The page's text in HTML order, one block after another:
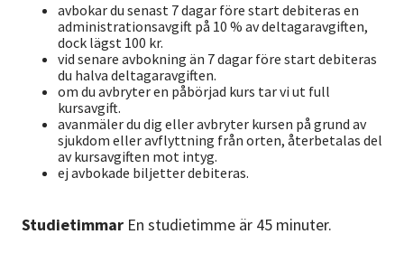
avbokar du senast 7 dagar före start debiteras en
administrationsavgift på 10 % av deltagaravgiften,
dock lägst 100 kr.
vid senare avbokning än 7 dagar före start debiteras
du halva deltagaravgiften.
om du avbryter en påbörjad kurs tar vi ut full
kursavgift.
avanmäler du dig eller avbryter kursen på grund av
sjukdom eller avflyttning från orten, återbetalas del
av kursavgiften mot intyg.
ej avbokade biljetter debiteras.
Studietimmar En studietimme är 45 minuter.